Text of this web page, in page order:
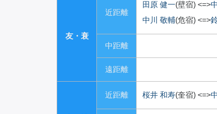
友・衰
近距離
田原 健一(壁宿) <=>
中川 敬輔(危宿) <=>
中距離
遠距離
近距離 桜井 和寿(奎宿) <=>